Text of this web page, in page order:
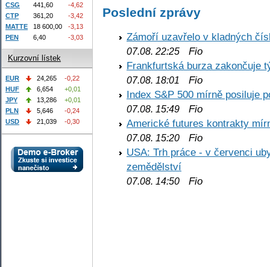
Poslední zprávy
Zámoří uzavřelo v kladných
07.08. 22:25 Fio
Frankfurtská burza zakončuje
07.08. 18:01
Fio
Index S&P 500 mírně posiluje
07.08. 15:49 Fio
Americké futures kontrakty
07.08. 15:20 Fio
USA: Trh práce - v červenci
zemědělství
07.08. 14:50 Fio
CSG
441,60
-4,62
CTP
361,20
-3,42
MATTE
18 600,00
-3,13
PEN
6,40 -3,03
Kurzovní lístek
EUR 24,265
-0,22
HUF
6,654
+0,01
JPY
13,286
+0,01
PLN
5,646
-0,24
USD
21,039 -0,30